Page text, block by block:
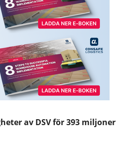
av DSV för 393 miljoner